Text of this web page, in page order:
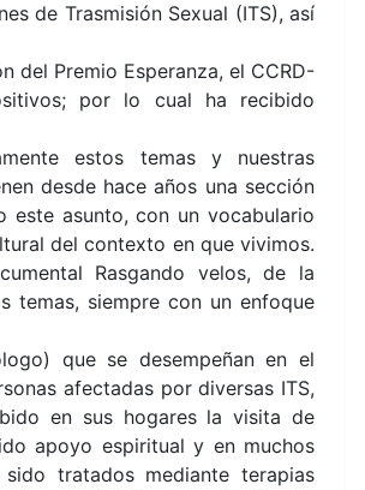
de Trasmisión Sexual (ITS), así
del Premio Esperanza, el CCRD-
por lo cual ha recibido
estos temas y nuestras
desde hace años una sección
este asunto, con un vocabulario
del contexto en que vivimos.
Rasgando velos, de la
temas, siempre con un enfoque
que se desempeñan en el
afectadas por diversas ITS,
en sus hogares la visita de
apoyo espiritual y en muchos
tratados mediante terapias